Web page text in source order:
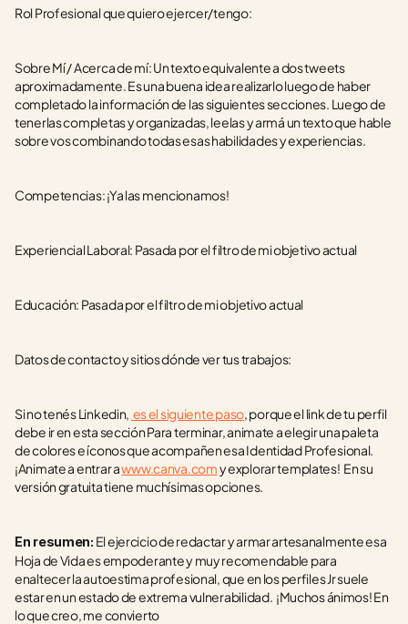
Rol Profesional que quiero ejercer/tengo:
Sobre Mí / Acerca de mí: Un texto equivalente a dos tweets
aproximadamente. Es una buena idea realizarlo luego de haber
completado la información de las siguientes secciones. Luego de
tenerlas completas y organizadas, leelas y armá un texto que hable
sobre vos combinando todas esas habilidades y experiencias.
Competencias: ¡Ya las mencionamos!
Experiencial Laboral: Pasada por el filtro de mi objetivo actual
Educación: Pasada por el filtro de mi objetivo actual
Datos de contacto y sitios dónde ver tus trabajos:
Si no tenés Linkedin, es el siguiente paso, porque el link de tu perfil
debe ir en esta sección Para terminar, animate a elegir una paleta
de colores e íconos que acompañen esa Identidad Profesional.
¡Animate a entrar a www.canva.com y explorar templates!  En su
versión gratuita tiene muchísimas opciones.
En resumen: El ejercicio de redactar y armar artesanalmente esa
Hoja de Vida es empoderante y muy recomendable para
enaltecer la autoestima profesional, que en los perfiles Jr suele
estar en un estado de extrema vulnerabilidad.  ¡Muchos ánimos! En
lo que creo, me convierto